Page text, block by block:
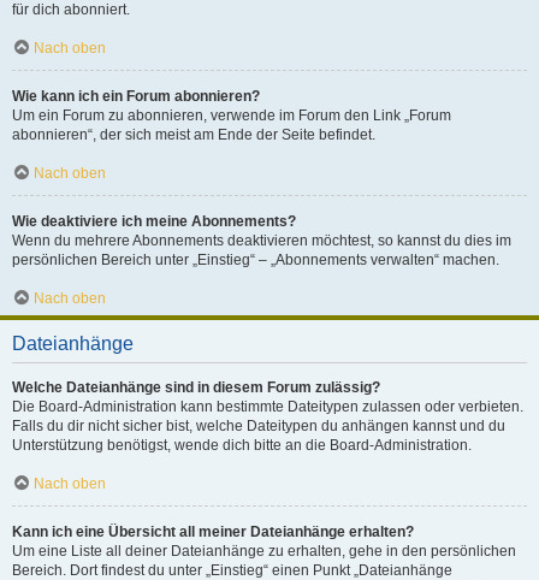
für dich abonniert.
Nach oben
Wie kann ich ein Forum abonnieren?
Um ein Forum zu abonnieren, verwende im Forum den Link „Forum
abonnieren“, der sich meist am Ende der Seite befindet.
Nach oben
Wie deaktiviere ich meine Abonnements?
Wenn du mehrere Abonnements deaktivieren möchtest, so kannst du dies im
persönlichen Bereich unter „Einstieg“ – „Abonnements verwalten“ machen.
Nach oben
Dateianhänge
Welche Dateianhänge sind in diesem Forum zulässig?
Die Board-Administration kann bestimmte Dateitypen zulassen oder verbieten.
Falls du dir nicht sicher bist, welche Dateitypen du anhängen kannst und du
Unterstützung benötigst, wende dich bitte an die Board-Administration.
Nach oben
Kann ich eine Übersicht all meiner Dateianhänge erhalten?
Um eine Liste all deiner Dateianhänge zu erhalten, gehe in den persönlichen
Bereich. Dort findest du unter „Einstieg“ einen Punkt „Dateianhänge